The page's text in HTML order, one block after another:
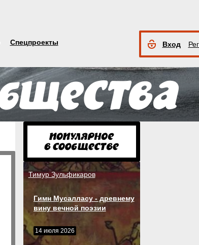
Спецпроекты Вход
поиск
Тимур Зульфикаров
Гимн Мусалласу - древнему
вину вечной поэзии
14 июля 2026